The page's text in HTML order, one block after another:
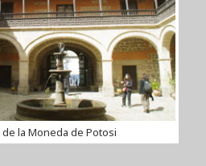
de la Moneda de Potosi